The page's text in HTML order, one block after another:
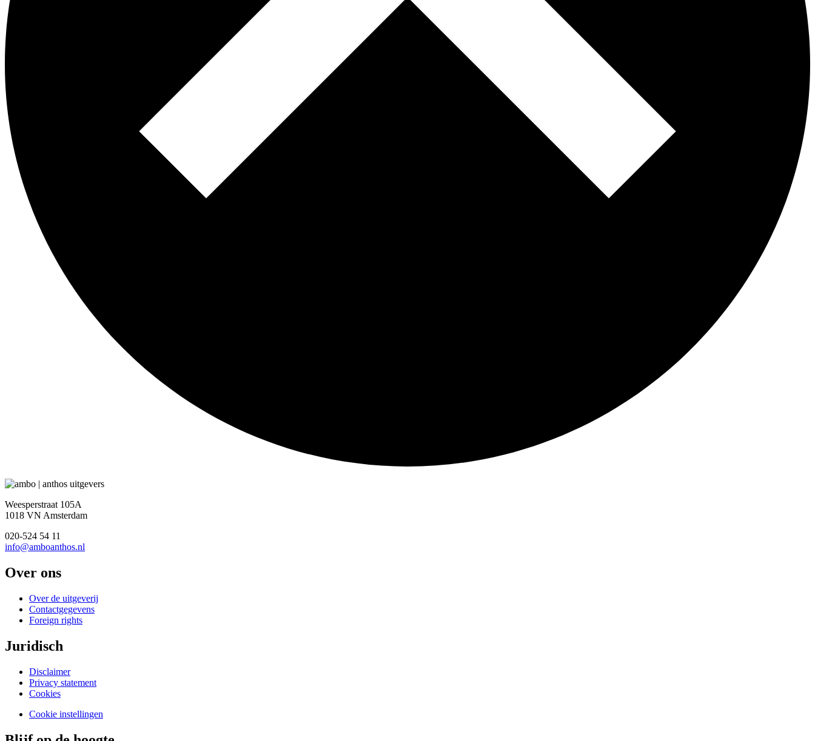
Weesperstraat 105A
1018 VN Amsterdam
020-524 54 11
info@amboanthos.nl
Over ons
Over de uitgeverij
Contactgegevens
Foreign rights
Juridisch
Disclaimer
Privacy statement
Cookies
Cookie instellingen